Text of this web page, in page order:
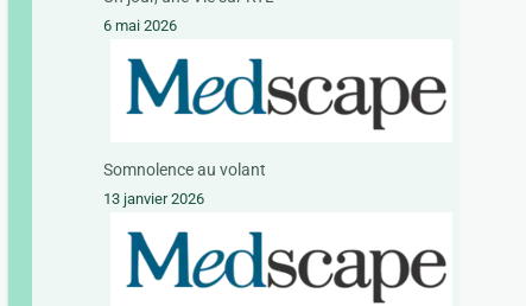
6 mai 2026
Somnolence au volant
13 janvier 2026